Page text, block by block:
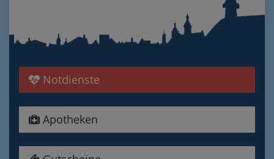
Notdienste
Apotheken